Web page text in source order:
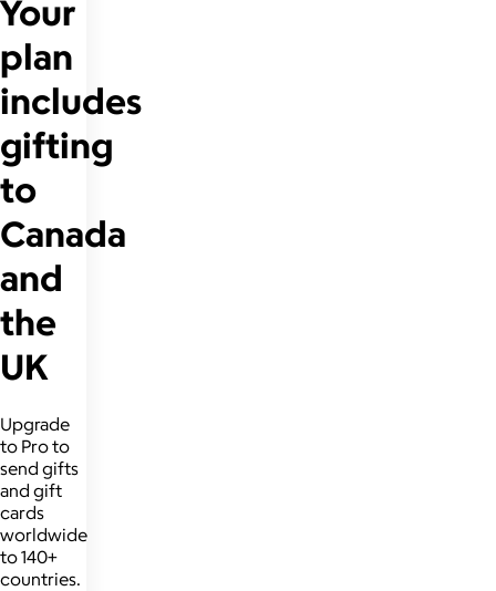
Your
plan
includes
gifting
to
Canada
and
the
UK
Upgrade
to Pro to
send gifts
and gift
cards
worldwide
to 140+
countries.